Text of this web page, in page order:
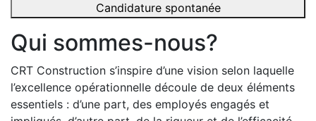
Candidature spontanée
Qui sommes-nous?
CRT Construction s’inspire d’une vision selon laquelle
l’excellence opérationnelle découle de deux éléments
essentiels : d’une part, des employés engagés et